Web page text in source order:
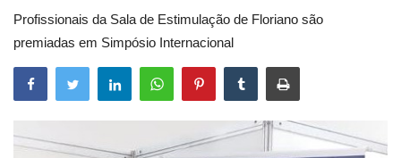
Mural de Licitações
Notícias
Vídeos
Webmail
Profissionais da Sala de Estimulação de Floriano são
premiadas em Simpósio Internacional